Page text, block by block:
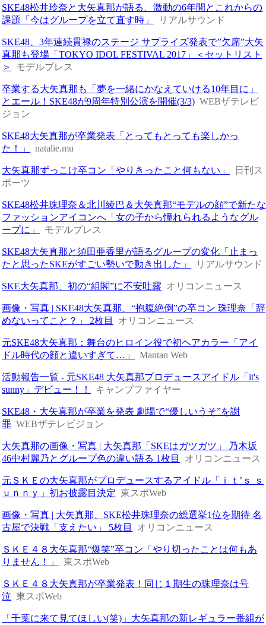
SKE48松井玲奈と大矢真那が語る、激動の6年間とこれからの
課題「今はグループを立て直す時」
リアルサウンド
SKE48、3年連続貫禄のステージ サプライズ発表で”欠席”大矢
真那も登場「TOKYO IDOL FESTIVAL 2017」＜セットリスト
＞
モデルプレス
卒業する大矢真那も「夢を一緒にかなえていける10年目に」
とエール！SKE48が9周年特別公演を開催(3/3) WEBザテレビ
ジョン
SKE48大矢真那が卒業発表「とってもとっても楽しかっ
た！」
natalie.mu
大矢真那ずっこけ卒コン「やりきったこと何もない」
日刊ス
ポーツ
SKE48松井珠理奈＆北川綾巴＆大矢真那“モデルの顔”で新たな
ファッションアイコンへ「女の子から憧れられるようなグル
ープに」
モデルプレス
SKE48大矢真那と須田亜香里が語るグループの変化「止まっ
たと思ったSKEがすごい勢いで動き出した」
リアルサウンド
SKE大矢真那、初の“組閣”に不安吐露 オリコンニュース
画像・写真 | SKE48大矢真那、“抱腹絶倒”の卒コン 珠理奈「辞
めないってこと？」 2枚目
オリコンニュース
元SKE48大矢真那：舞台のヒロイン役で初ヘアカラー「アイ
ドル時代の顔と違いすぎて…」
Mantan Web
活動報告一覧 - 元SKE48 大矢真那プロデュースアイドル「it's
sunny」デビュー！！
キャンプファイヤー
SKE48・大矢真那が卒業を発表 劇場で“優しいうそ”を謝
罪 WEBザテレビジョン
大矢真那の画像・写真 | 大矢真那「SKEはガツガツ」 乃木坂
46中村麗乃とグループ色の違い語る 1枚目
オリコンニュース
元ＳＫＥの大矢真那がプロデュースするアイドル「ｉｔ’ｓ ｓ
ｕｎｎｙ」初お披露目決定 東スポWeb
画像・写真 | 大矢真那、SKE松井珠理奈の総選挙1位を期待 名
古屋で決戦「支えたい」 5枚目
オリコンニュース
ＳＫＥ４８大矢真那“爆笑”卒コン「やり切ったことは何もあ
りません！」
東スポWeb
ＳＫＥ４８大矢真那が卒業発表！同じ１期生の珠理奈は号
泣 東スポWeb
「千葉に来て見てほしい(笑)」大矢真那の新レギュラー番組が